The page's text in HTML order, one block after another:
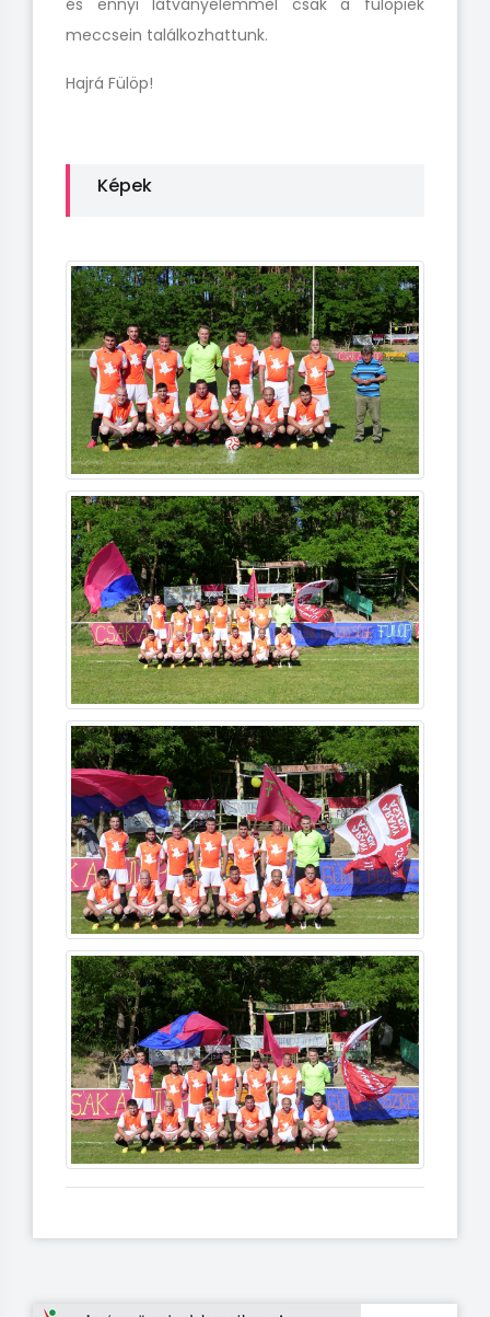
és ennyi látványelemmel csak a fülöpiek
meccsein találkozhattunk.
Hajrá Fülöp!
Képek